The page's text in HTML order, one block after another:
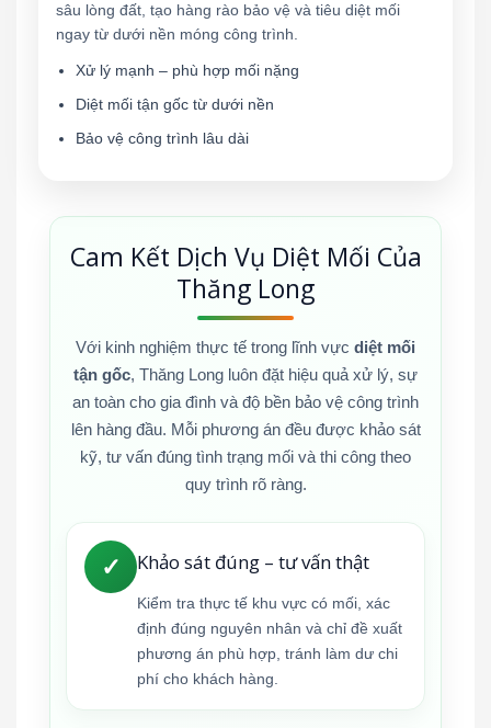
sâu lòng đất, tạo hàng rào bảo vệ và tiêu diệt mối
ngay từ dưới nền móng công trình.
Xử lý mạnh – phù hợp mối nặng
Diệt mối tận gốc từ dưới nền
Bảo vệ công trình lâu dài
Cam Kết Dịch Vụ Diệt Mối Của
Thăng Long
Với kinh nghiệm thực tế trong lĩnh vực diệt mối
tận gốc, Thăng Long luôn đặt hiệu quả xử lý, sự
an toàn cho gia đình và độ bền bảo vệ công trình
lên hàng đầu. Mỗi phương án đều được khảo sát
kỹ, tư vấn đúng tình trạng mối và thi công theo
quy trình rõ ràng.
✓ Khảo sát đúng – tư vấn thật
Kiểm tra thực tế khu vực có mối, xác
định đúng nguyên nhân và chỉ đề xuất
phương án phù hợp, tránh làm dư chi
phí cho khách hàng.